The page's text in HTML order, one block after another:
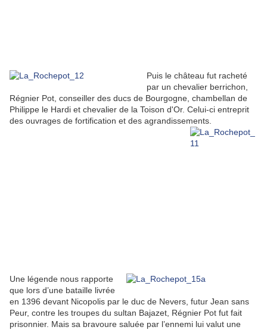
Puis le château fut racheté
par un chevalier berrichon,
Régnier Pot, conseiller des ducs de Bourgogne, chambellan de
Philippe le Hardi et chevalier de la Toison d'Or. Celui-ci entreprit
des ouvrages de fortification et des agrandissements.
Une légende nous rapporte
que lors d’une bataille livrée
en 1396 devant Nicopolis par le duc de Nevers, futur Jean sans
Peur, contre les troupes du sultan Bajazet, Régnier Pot fut fait
prisonnier. Mais sa bravoure saluée par l’ennemi lui valut une